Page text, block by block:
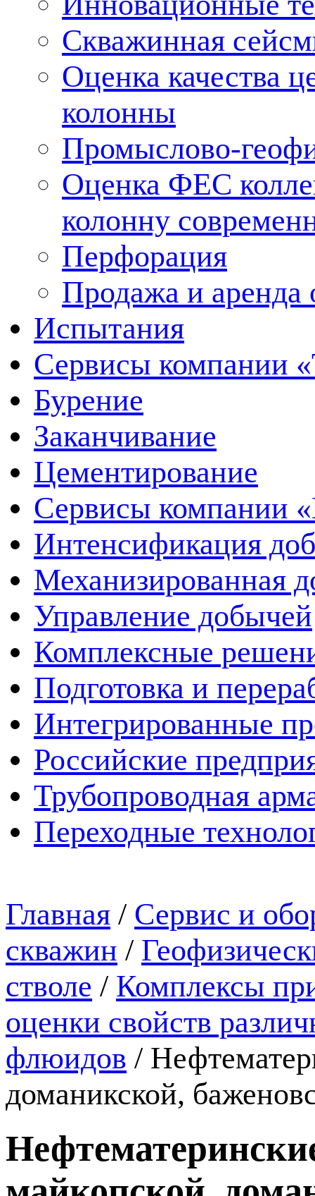
Скважинная
Оценка качества
колонны
Промыслово-
Оценка ФЕС
колонну
Перфорация
Продажа и аренда
Испытания
Сервисы компании
Бурение
Заканчивание
Цементирование
Сервисы компании
Интенсификация
Механизированная
Управление добычей
Комплексные
Подготовка и
Интегрированные
Российские
Трубопроводная
Переходные
Главная / Сервис и
скважин /
стволе / Комплексы
оценки свойств
флюидов /
доманикской,